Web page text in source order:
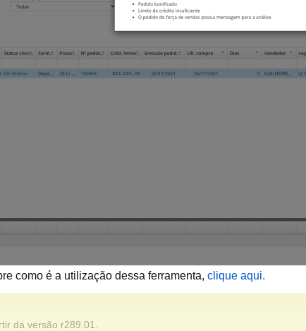
como é a utilização dessa ferramenta, clique aqui.
da versão r289.01.